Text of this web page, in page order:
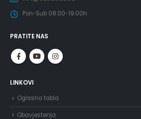
Pon-Sub 08.00-19.00h
PRATITE NAS
LINKOVI
Oglasna tabla
Obavjestenja